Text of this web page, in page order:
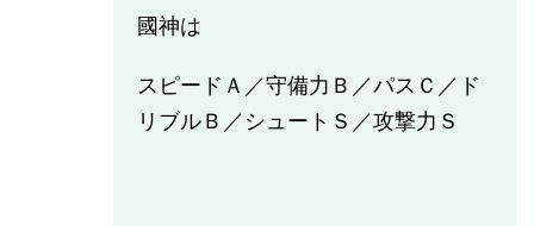
國神は
スピードＡ／守備力Ｂ／パスＣ／ド
リブルＢ／シュートＳ／攻撃力Ｓ